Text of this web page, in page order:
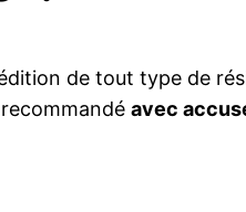
de tout type de
avec